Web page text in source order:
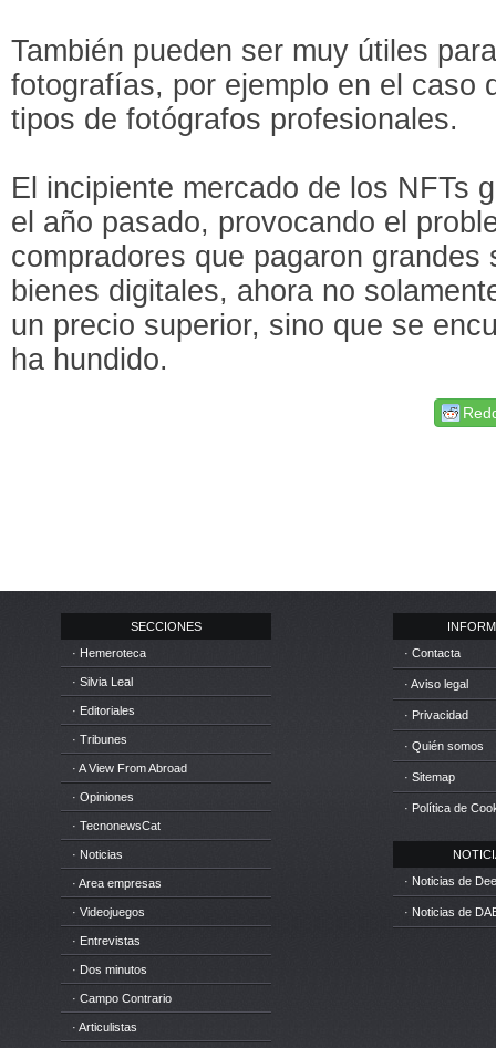
También pueden ser muy útiles
fotografías, por ejemplo en el caso
tipos de fotógrafos profesionales.
El incipiente mercado de los NFTs
el año pasado, provocando el
compradores que pagaron
bienes digitales, ahora no
un precio superior, sino que se
ha hundido.
SECCIONES
· Hemeroteca
· Silvia Leal
· Editoriales
· Tribunes
· A View From Abroad
· Opiniones
· TecnonewsCat
· Noticias
· Area empresas
· Videojuegos
· Entrevistas
· Dos minutos
· Campo Contrario
· Articulistas
· Contacta
· Aviso legal
· Privacidad
· Quién somos
· Sitemap
· Política de
· Noticias de
· Noticias de